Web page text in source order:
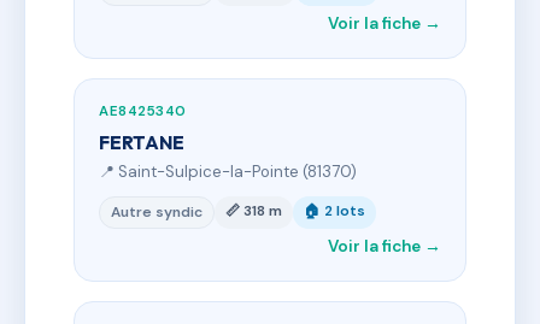
Voir la fiche →
AE8425340
FERTANE
📍 Saint-Sulpice-la-Pointe (81370)
Autre syndic 📏 318 m 🏠 2 lots
Voir la fiche →